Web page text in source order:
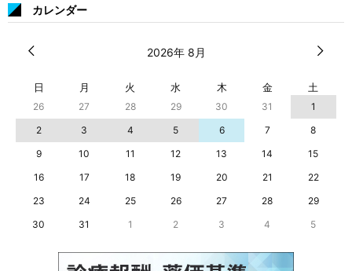
カレンダー
2026年 8月
日 月 火 水 木 金 土
26 27 28 29 30 31
1
2
3 4 5 6 7
8
9
10 11 12 13 14
15
16
17 18 19 20 21
22
23
24 25 26 27 28
29
30
31 1 2 3 4 5